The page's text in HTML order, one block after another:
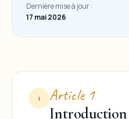
Dernière mise à jour :
17 mai 2026
1
Article 1
Introduction